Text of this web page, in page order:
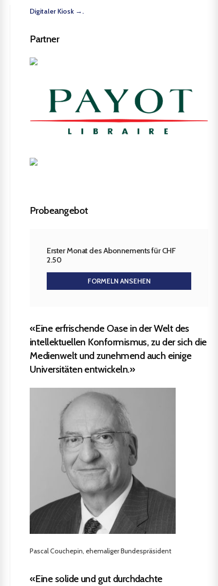
Digitaler Kiosk →.
Partner
Probeangebot
Erster Monat des Abonnements für CHF
2.50
FORMELN ANSEHEN
«Eine erfrischende Oase in der Welt des
intellektuellen Konformismus, zu der sich die
Medienwelt und zunehmend auch einige
Universitäten entwickeln.»
Pascal Couchepin, ehemaliger Bundespräsident
«Eine solide und gut durchdachte